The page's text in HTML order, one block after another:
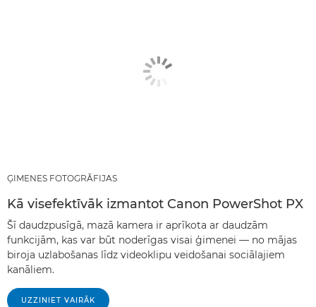
ĢIMENES FOTOGRĀFIJAS
Kā visefektīvāk izmantot Canon PowerShot PX
Šī daudzpusīgā, mazā kamera ir aprīkota ar daudzām
funkcijām, kas var būt noderīgas visai ģimenei — no mājas
biroja uzlabošanas līdz videoklipu veidošanai sociālajiem
kanāliem.
UZZINIET VAIRĀK